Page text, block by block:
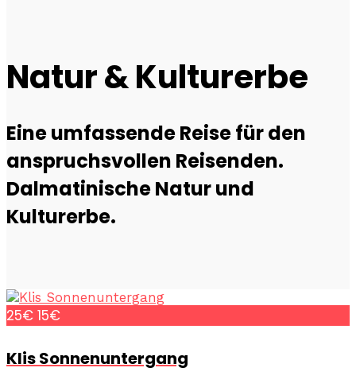
Natur & Kulturerbe
Eine umfassende Reise für den
anspruchsvollen Reisenden.
Dalmatinische Natur und
Kulturerbe.
25€ 15€
Klis Sonnenuntergang